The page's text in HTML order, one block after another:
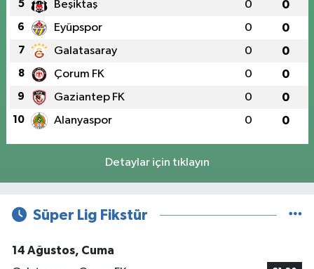
5 Beşiktaş 0 0
6 Eyüpspor 0 0
7 Galatasaray 0 0
8 Çorum FK 0 0
9 Gaziantep FK 0 0
10 Alanyaspor 0 0
Detaylar için tıklayın
Süper Lig Fikstür
14 Ağustos, Cuma